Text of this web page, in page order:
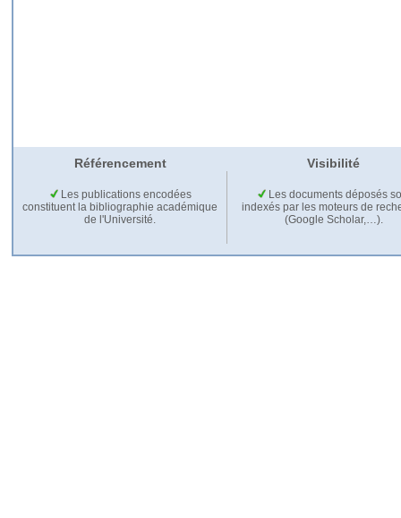
Référencement Visibilité
Les publications encodées
constituent la bibliographie académique
de l'Université.
Les documents déposés
indexés par les moteurs de
(Google Scholar,…).